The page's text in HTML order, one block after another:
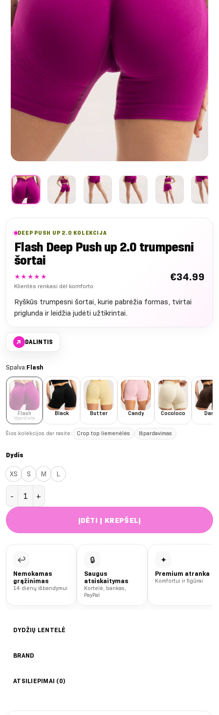
DEEP PUSH UP 2.0 KOLEKCIJA
Flash Deep Push up 2.0 trumpesni
šortai
★★★★★
Klientės renkasi dėl komforto
€34.99
Ryškūs trumpesni šortai, kurie pabrėžia formas, tvirtai
priglunda ir leidžia judėti užtikrintai.
↗ DALINTIS
Spalva:Flash
Flash
Išparduota
Black Butter Candy Cocoloco Dark
Šios kolekcijos dar rasite: Crop top liemenėlės Išpardavimas
Dydis
XS S M
L
produkto kiekis: Flash Deep Push up 2.0 trumpesni šortai
ĮDĖTI Į KREPŠELĮ
↩
Nemokamas
grąžinimas
14 dienų išbandymui
🔒
Saugus
atsiskaitymas
Kortelė, bankas,
PayPal
✦
Premium atranka
Komfortui ir figūrai
DYDŽIŲ LENTELĖ
BRAND
ATSILIEPIMAI (0)